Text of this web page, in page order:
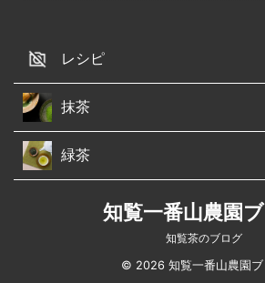
レシピ
抹茶
緑茶
知覧一番山農園
知覧茶のブログ
© 2026 知覧一番山農園ブ